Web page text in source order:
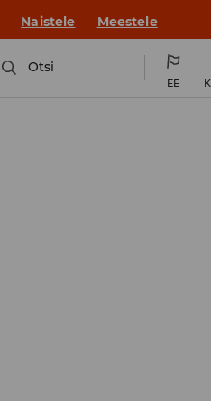
Naistele Meestele
Otsi
EE